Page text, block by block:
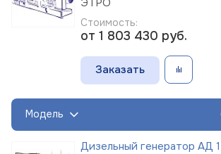
Стоимость:
от 1 803 430 руб.
Заказать
Модель
Дизельный генератор АД